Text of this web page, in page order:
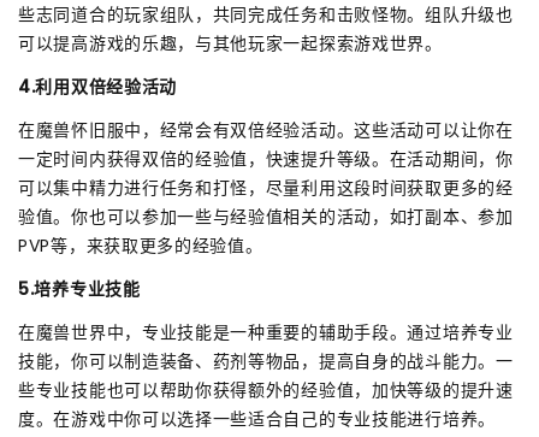
些志同道合的玩家组队，共同完成任务和击败怪物。组队升级也
可以提高游戏的乐趣，与其他玩家一起探索游戏世界。
4.利用双倍经验活动
在魔兽怀旧服中，经常会有双倍经验活动。这些活动可以让你在
一定时间内获得双倍的经验值，快速提升等级。在活动期间，你
可以集中精力进行任务和打怪，尽量利用这段时间获取更多的经
验值。你也可以参加一些与经验值相关的活动，如打副本、参加
PVP等，来获取更多的经验值。
5.培养专业技能
在魔兽世界中，专业技能是一种重要的辅助手段。通过培养专业
技能，你可以制造装备、药剂等物品，提高自身的战斗能力。一
些专业技能也可以帮助你获得额外的经验值，加快等级的提升速
度。在游戏中你可以选择一些适合自己的专业技能进行培养。